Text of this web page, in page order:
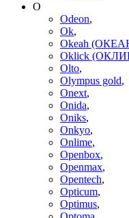
O
Odeon,
Ok,
Okeah
Oklick
Olto,
Olympus gold,
Onext,
Onida,
Oniks,
Onkyo,
Onlime,
Openbox,
Openmax,
Opentech,
Opticum,
Optimus,